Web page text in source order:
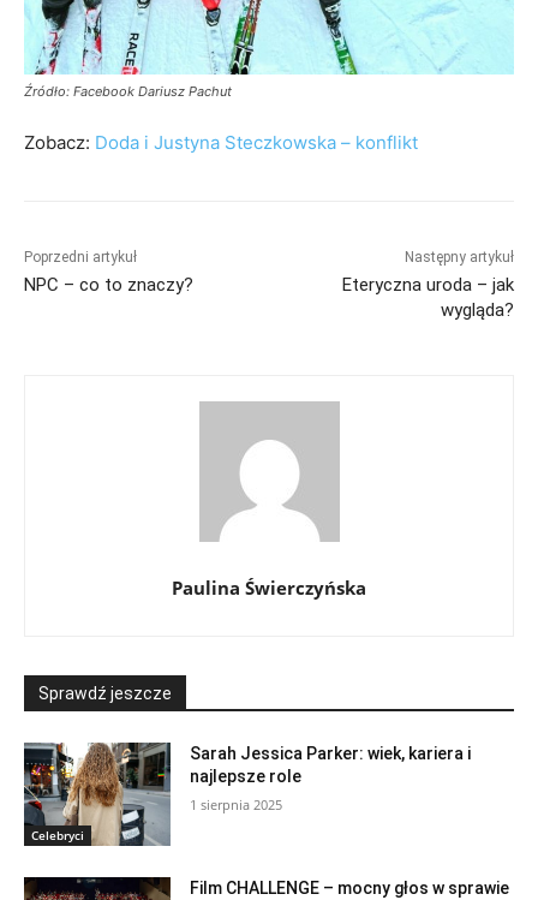
Źródło: Facebook Dariusz Pachut
Zobacz: Doda i Justyna Steczkowska – konflikt
Poprzedni artykuł
NPC – co to znaczy?
Następny artykuł
Eteryczna uroda – jak
wygląda?
Paulina Świerczyńska
Sprawdź jeszcze
Celebryci
Sarah Jessica Parker: wiek, kariera i
najlepsze role
1 sierpnia 2025
Film CHALLENGE – mocny głos w sprawie